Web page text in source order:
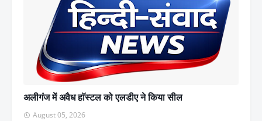
अलीगंज में अवैध हाॅस्टल को एलडीए ने किया सील
August 05, 2026